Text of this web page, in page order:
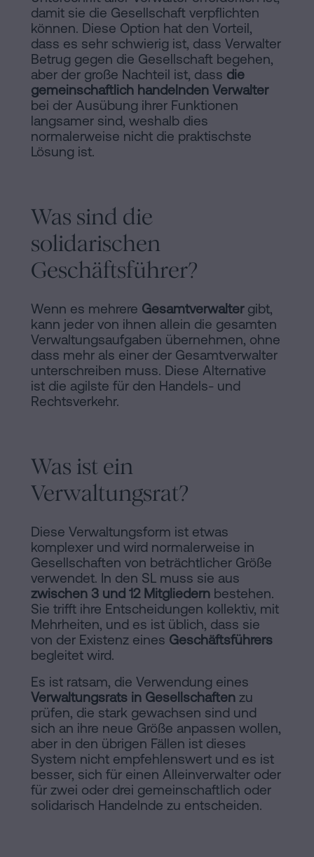
damit sie die Gesellschaft verpflichten
können. Diese Option hat den Vorteil,
dass es sehr schwierig ist, dass Verwalter
Betrug gegen die Gesellschaft begehen,
aber der große Nachteil ist, dass die
gemeinschaftlich handelnden Verwalter
bei der Ausübung ihrer Funktionen
langsamer sind, weshalb dies
normalerweise nicht die praktischste
Lösung ist.
Was sind die
solidarischen
Geschäftsführer?
Wenn es mehrere Gesamtverwaltergibt,
kann jeder von ihnen allein die gesamten
Verwaltungsaufgaben übernehmen, ohne
dass mehr als einer der Gesamtverwalter
unterschreiben muss. Diese Alternative
ist die agilste für den Handels- und
Rechtsverkehr.
Was ist ein
Verwaltungsrat?
Diese Verwaltungsform ist etwas
komplexer und wird normalerweise in
Gesellschaften von beträchtlicher Größe
verwendet. In den SL muss sie aus
zwischen 3 und 12 Mitgliedern bestehen.
Sie trifft ihre Entscheidungen kollektiv, mit
Mehrheiten, und es ist üblich, dass sie
von der Existenz eines Geschäftsführers
begleitet wird.
Es ist ratsam, die Verwendung eines
Verwaltungsrats in Gesellschaften zu
prüfen, die stark gewachsen sind und
sich an ihre neue Größe anpassen wollen,
aber in den übrigen Fällen ist dieses
System nicht empfehlenswert und es ist
besser, sich für einen Alleinverwalter oder
für zwei oder drei gemeinschaftlich oder
solidarisch Handelnde zu entscheiden.